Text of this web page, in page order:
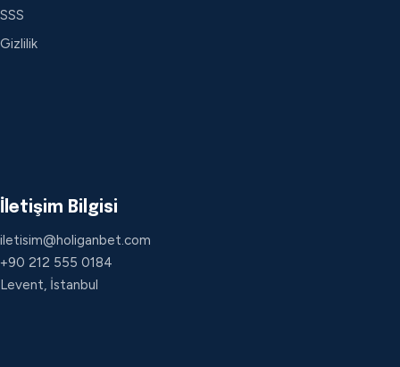
SSS
Gizlilik
İletişim Bilgisi
iletisim@holiganbet.com
+90 212 555 0184
Levent, İstanbul